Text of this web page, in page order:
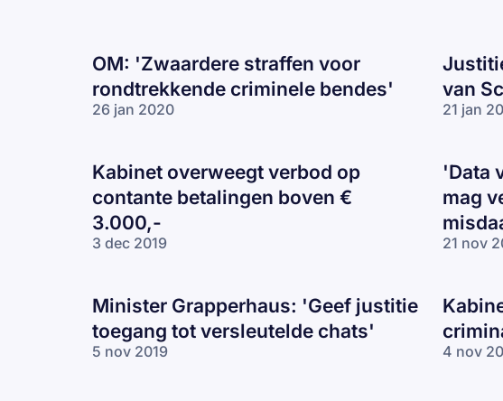
OM: 'Zwaardere straffen voor
rondtrekkende criminele bendes'
26 jan 2020
van
21 jan
Kabinet overweegt verbod op
contante betalingen boven €
3.000,-
3 dec 2019
'Data
mag
21 nov
Minister Grapperhaus: 'Geef justitie
toegang tot versleutelde chats'
5 nov 2019 4 nov